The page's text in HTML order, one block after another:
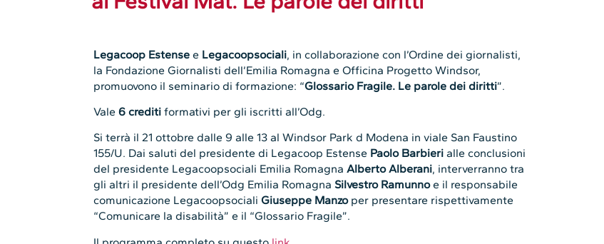
Legacoop Estense e Legacoopsociali, in collaborazione con l’Ordine dei giornalisti,
la Fondazione Giornalisti dell’Emilia Romagna e Officina Progetto Windsor,
promuovono il seminario di formazione: “Glossario Fragile. Le parole dei diritti”.
Vale6 crediti formativi per gli iscritti all’Odg.
Si terrà il 21 ottobre dalle 9 alle 13 al Windsor Park d Modena in viale San Faustino
155/U. Dai saluti del presidente di Legacoop Estense Paolo Barbieri alle conclusioni
del presidente Legacoopsociali Emilia RomagnaAlberto Alberani, interverranno tra
gli altri il presidente dell’Odg Emilia Romagna Silvestro Ramunnoe il responsabile
comunicazione LegacoopsocialiGiuseppe Manzoper presentare rispettivamente
“Comunicare la disabilità” e il “Glossario Fragile”.